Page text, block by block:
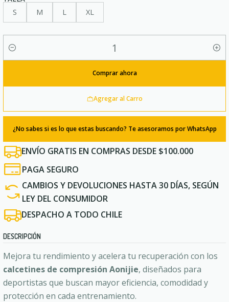
S
M L XL
Cantidad
Agregar al Carro
Comprar ahora
¿No sabes si es lo que estas buscando? Te asesoramos por WhatsApp
ENVÍO GRATIS EN COMPRAS DESDE $100.000
PAGA SEGURO
CAMBIOS Y DEVOLUCIONES HASTA 30 DÍAS, SEGÚN
LEY DEL CONSUMIDOR
DESPACHO A TODO CHILE
DESCRIPCIÓN
Mejora tu rendimiento y acelera tu recuperación con los
calcetines de compresión Aonijie, diseñados para
deportistas que buscan mayor eficiencia, comodidad y
protección en cada entrenamiento.